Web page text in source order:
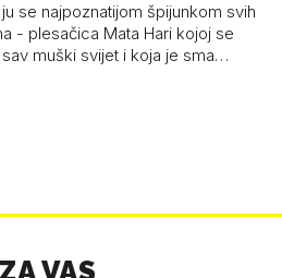
se najpoznatijom špijunkom svih
- plesačica Mata Hari kojoj se
sav muški svijet i koja je sma…